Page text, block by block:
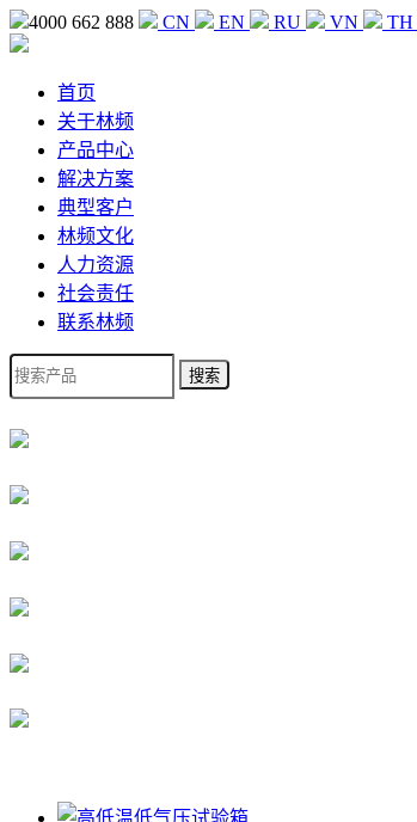
4000 662 888 CN EN RU VN TH
首页
关于林频
产品中心
解决方案
典型客户
林频文化
人力资源
社会责任
联系林频